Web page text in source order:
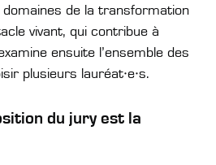
de la transformation
vivant, qui contribue à
ensuite l’ensemble des
plusieurs lauréat·e·s.
du jury est la